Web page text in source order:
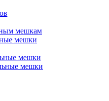
мешкам
мешки
мешки
мешки